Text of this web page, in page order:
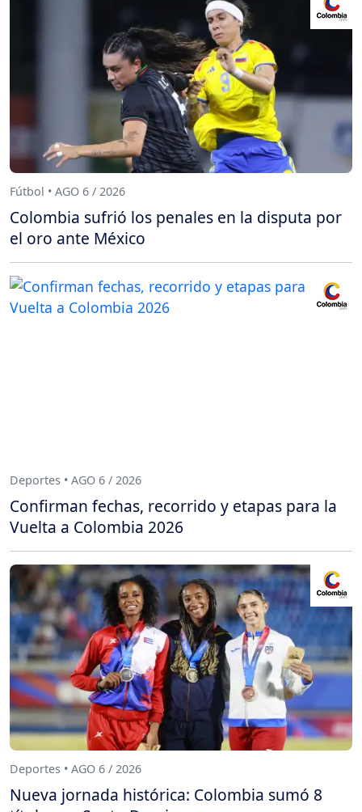
Fútbol • AGO 6 / 2026
Colombia sufrió los penales en la disputa por
el oro ante México
Deportes • AGO 6 / 2026
Confirman fechas, recorrido y etapas para la
Vuelta a Colombia 2026
Deportes • AGO 6 / 2026
Nueva jornada histórica: Colombia sumó 8